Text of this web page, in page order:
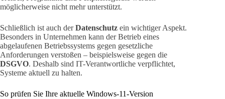
möglicherweise nicht mehr unterstützt.
Schließlich ist auch derDatenschutz ein wichtiger Aspekt.
Besonders in Unternehmen kann der Betrieb eines
abgelaufenen Betriebssystems gegen gesetzliche
Anforderungen verstoßen – beispielsweise gegen die
DSGVO. Deshalb sind IT-Verantwortliche verpflichtet,
Systeme aktuell zu halten.
So prüfen Sie Ihre aktuelle Windows-11-Version